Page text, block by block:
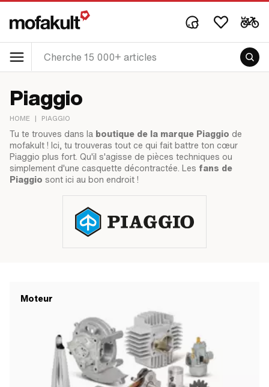
Piaggio
HOME | PIAGGIO
Tu te trouves dans la boutique de la marque Piaggio de
mofakult ! Ici, tu trouveras tout ce qui fait battre ton cœur
Piaggio plus fort. Qu'il s'agisse de pièces techniques ou
simplement d'une casquette décontractée. Les fans de
Piaggio sont ici au bon endroit !
Moteur